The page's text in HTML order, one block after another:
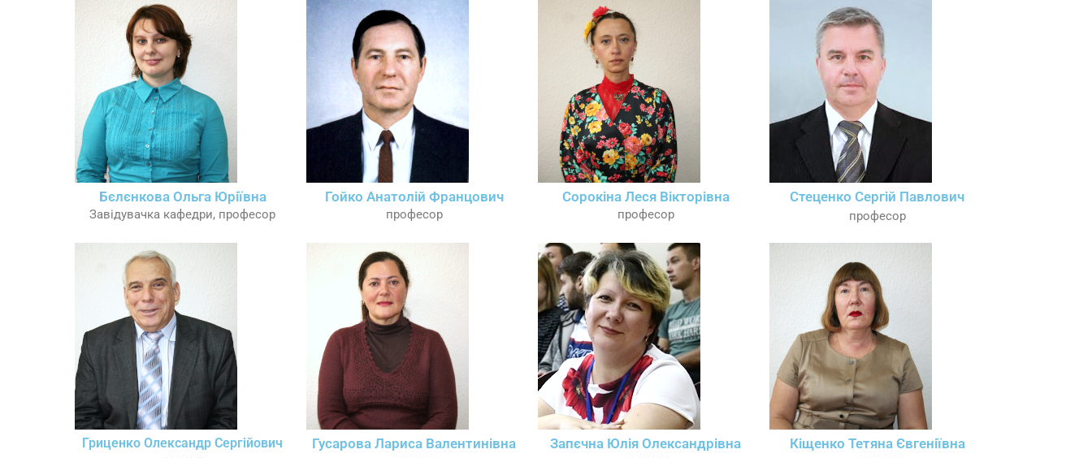
Бєлєнкова Ольга Юріївна
Завідувачка кафедри, професор
Гойко Анатолій Францович
професор
Сорокіна Леся Вікторівна
професор
Стеценко Сергій Павлович
професор
Гриценко Олександр Сергійович Гусарова Лариса Валентинівна Запєчна Юлія Олександрівна Кіщенко Тетяна Євгеніївна